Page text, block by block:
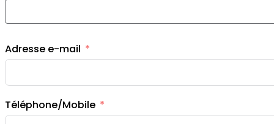
Adresse e-mail
Téléphone/Mobile